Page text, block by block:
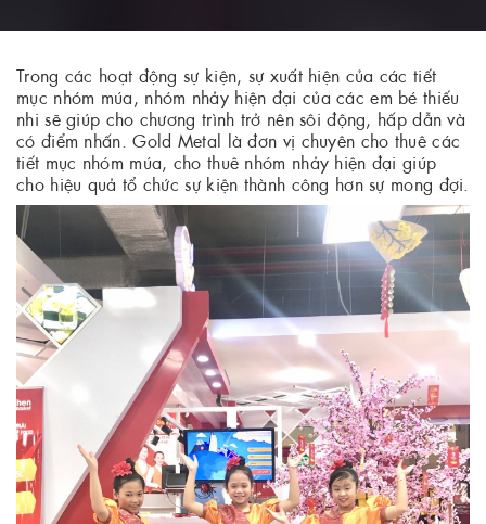
Trong các hoạt động sự kiện, sự xuất hiện của các tiết
mục nhóm múa, nhóm nhảy hiện đại của các em bé thiếu
nhi sẽ giúp cho chương trình trở nên sôi động, hấp dẫn và
có điểm nhấn. Gold Metal là đơn vị chuyên cho thuê các
tiết mục nhóm múa, cho thuê nhóm nhảy hiện đại giúp
cho hiệu quả tổ chức sự kiện thành công hơn sự mong đợi.